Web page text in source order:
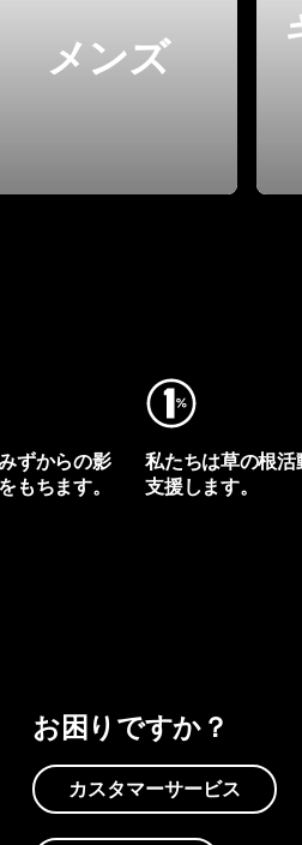
メンズ
ずからの影
もちます。
私たちは草の根活
支援します。
お困りですか？
カスタマーサービス